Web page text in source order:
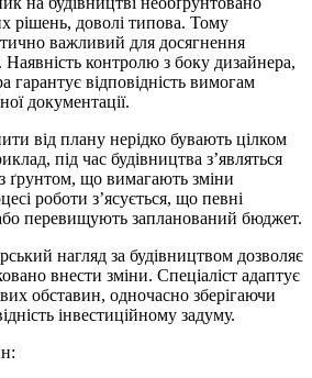
рішень, доволі типова. Тому
важливий для досягнення
Наявність контролю з боку дизайнера,
гарантує відповідність вимогам
документації.
від плану нерідко бувають цілком
під час будівництва з’являться
ґрунтом, що вимагають зміни
роботи з’ясується, що певні
перевищують запланований бюджет.
нагляд за будівництвом дозволяє
внести зміни. Спеціаліст адаптує
обставин, одночасно зберігаючи
інвестиційному задуму.